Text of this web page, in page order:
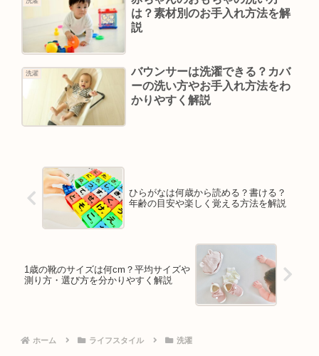
は？素材別のお手入れ方法を解
説
洗濯
バウンサーは洗濯できる？カバ
ーの洗い方やお手入れ方法をわ
かりやすく解説
ひらがなは何歳から読める？書ける？
年齢の目安や楽しく覚える方法を解説
1歳の靴のサイズは何cm？平均サイズや
測り方・選び方を分かりやすく解説
ホーム ライフスタイル 洗濯